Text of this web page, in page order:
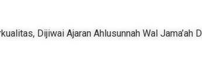
Dijiwai Ajaran Ahlusunnah Wal Jama’ah